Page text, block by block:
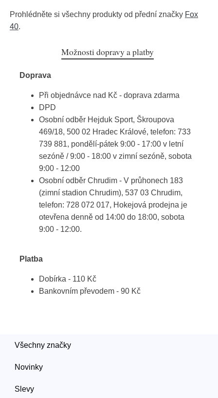
Prohlédněte si všechny produkty od přední značky Fox
40.
Možnosti dopravy a platby
Doprava
Při objednávce nad Kč - doprava zdarma
DPD
Osobní odběr Hejduk Sport, Škroupova
469/18, 500 02 Hradec Králové, telefon: 733
739 881, pondělí-pátek 9:00 - 17:00 v letní
sezóně / 9:00 - 18:00 v zimní sezóně, sobota
9:00 - 12:00
Osobní odběr Chrudim - V průhonech 183
(zimní stadion Chrudim), 537 03 Chrudim,
telefon: 728 072 017, Hokejová prodejna je
otevřena denně od 14:00 do 18:00, sobota
9:00 - 12:00.
Platba
Dobírka - 110 Kč
Bankovním převodem - 90 Kč
Všechny značky
Novinky
Slevy